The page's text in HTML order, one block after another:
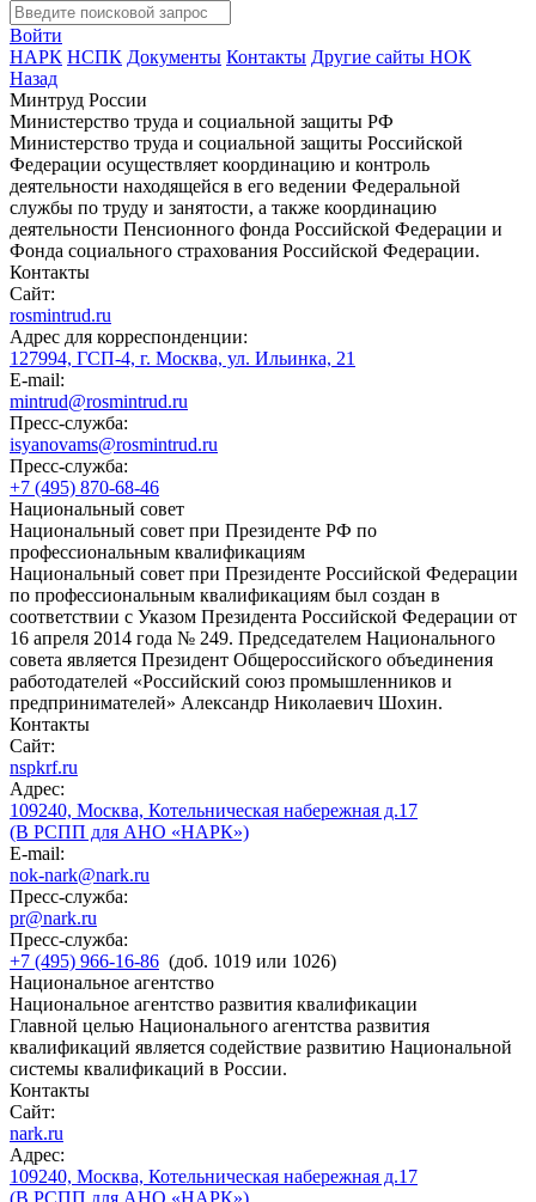
Войти
НАРК НСПК Документы Контакты Другие сайты НОК
Назад
Минтруд России
Министерство труда и социальной защиты РФ
Министерство труда и социальной защиты Российской
Федерации осуществляет координацию и контроль
деятельности находящейся в его ведении Федеральной
службы по труду и занятости, а также координацию
деятельности Пенсионного фонда Российской Федерации и
Фонда социального страхования Российской Федерации.
Контакты
Сайт:
rosmintrud.ru
Адрес для корреспонденции:
127994, ГСП-4, г. Москва, ул. Ильинка, 21
E-mail:
mintrud@rosmintrud.ru
Пресс-служба:
isyanovams@rosmintrud.ru
Пресс-служба:
+7 (495) 870-68-46
Национальный совет
Национальный совет при Президенте РФ по
профессиональным квалификациям
Национальный совет при Президенте Российской Федерации
по профессиональным квалификациям был создан в
соответствии с Указом Президента Российской Федерации от
16 апреля 2014 года № 249. Председателем Национального
совета является Президент Общероссийского объединения
работодателей «Российский союз промышленников и
предпринимателей» Александр Николаевич Шохин.
Контакты
Сайт:
nspkrf.ru
Адрес:
109240, Москва, Котельническая набережная д.17
(В РСПП для АНО «НАРК»)
E-mail:
nok-nark@nark.ru
Пресс-служба:
pr@nark.ru
Пресс-служба:
+7 (495) 966-16-86 (доб. 1019 или 1026)
Национальное агентство
Национальное агентство развития квалификации
Главной целью Национального агентства развития
квалификаций является содействие развитию Национальной
системы квалификаций в России.
Контакты
Сайт:
nark.ru
Адрес:
109240, Москва, Котельническая набережная д.17
(В РСПП для АНО «НАРК»)